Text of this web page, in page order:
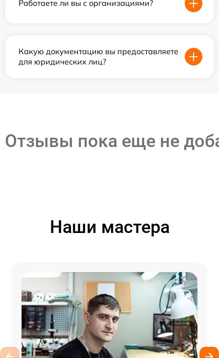
Работаете ли вы с организациями?
Какую документацию вы предоставляете
для юридических лиц?
Отзывы пока еще не
Наши мастера